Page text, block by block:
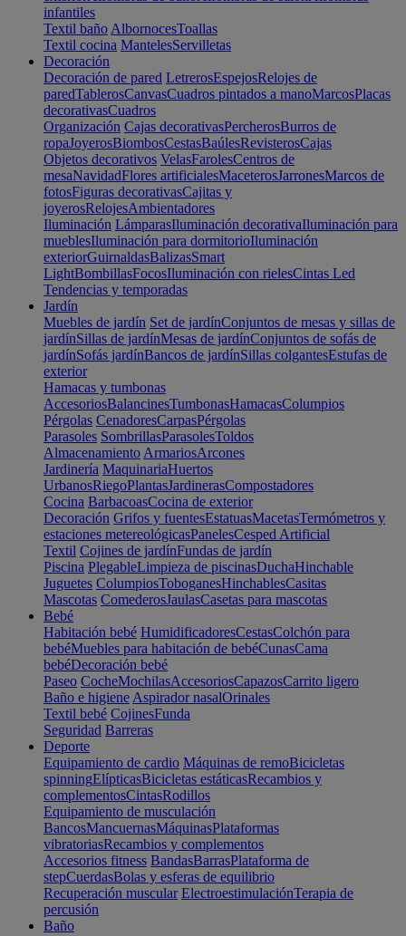
infantiles
Textil baño AlbornocesToallas
Textil cocina MantelesServilletas
Decoración
Decoración de pared LetrerosEspejosRelojes de
paredTablerosCanvasCuadros pintados a manoMarcosPlacas
decorativasCuadros
Organización Cajas decorativasPercherosBurros de
ropaJoyerosBiombosCestasBaúlesRevisterosCajas
Objetos decorativos VelasFarolesCentros de
mesaNavidadFlores artificialesMaceterosJarronesMarcos de
fotosFiguras decorativasCajitas y
joyerosRelojesAmbientadores
Iluminación LámparasIluminación decorativaIluminación para
mueblesIluminación para dormitorioIluminación
exteriorGuirnaldasBalizasSmart
LightBombillasFocosIluminación con rielesCintas Led
Tendencias y temporadas
Jardín
Muebles de jardín Set de jardínConjuntos de mesas y sillas de
jardínSillas de jardínMesas de jardínConjuntos de sofás de
jardínSofás jardínBancos de jardínSillas colgantesEstufas de
exterior
Hamacas y tumbonas
AccesoriosBalancinesTumbonasHamacasColumpios
Pérgolas CenadoresCarpasPérgolas
Parasoles SombrillasParasolesToldos
Almacenamiento ArmariosArcones
Jardinería MaquinariaHuertos
UrbanosRiegoPlantasJardinerasCompostadores
Cocina BarbacoasCocina de exterior
Decoración Grifos y fuentesEstatuasMacetasTermómetros y
estaciones metereológicasPanelesCesped Artificial
Textil Cojines de jardínFundas de jardín
Piscina PlegableLimpieza de piscinasDuchaHinchable
Juguetes ColumpiosToboganesHinchablesCasitas
Mascotas ComederosJaulasCasetas para mascotas
Bebé
Habitación bebé HumidificadoresCestasColchón para
bebéMuebles para habitación de bebéCunasCama
bebéDecoración bebé
Paseo CocheMochilasAccesoriosCapazosCarrito ligero
Baño e higiene Aspirador nasalOrinales
Textil bebé CojinesFunda
Seguridad Barreras
Deporte
Equipamiento de cardio Máquinas de remoBicicletas
spinningElípticasBicicletas estáticasRecambios y
complementosCintasRodillos
Equipamiento de musculación
BancosMancuernasMáquinasPlataformas
vibratoriasRecambios y complementos
Accesorios fitness BandasBarrasPlataforma de
stepCuerdasBolas y esferas de equilibrio
Recuperación muscular ElectroestimulaciónTerapia de
percusión
Baño